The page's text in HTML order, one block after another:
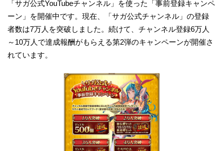
「サガ公式YouTubeチャンネル」を使った「事前登録キャンペ
ーン」を開催中です。現在、「サガ公式チャンネル」の登録
者数は7万人を突破しました。続けて、チャンネル登録6万人
～10万人で達成報酬がもらえる第2弾のキャンペーンが開催さ
れています。